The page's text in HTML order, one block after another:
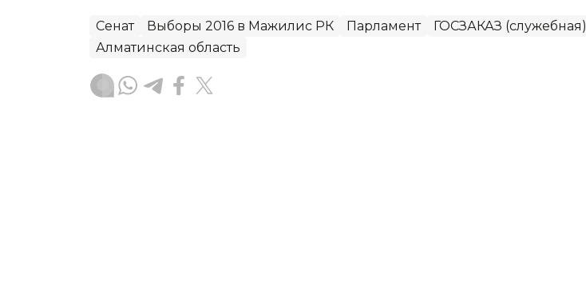
Сенат Выборы 2016 в Мажилис РК Парламент ГОСЗАКАЗ (служебная)
Алматинская область